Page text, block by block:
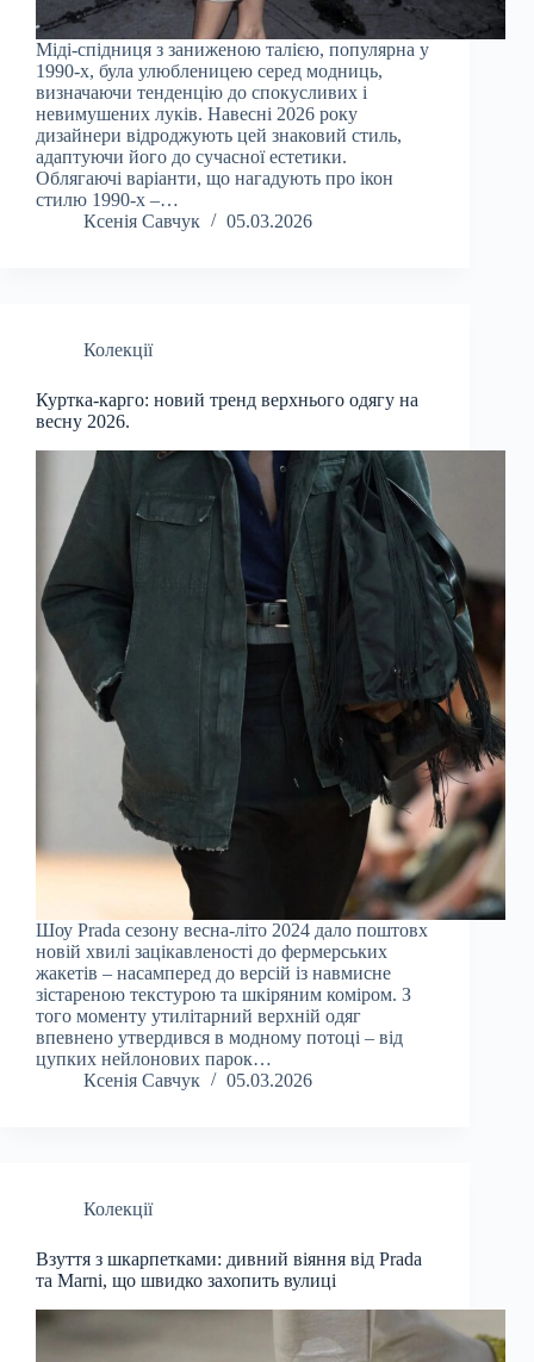
Міді-спідниця з заниженою талією, популярна у
1990-х, була улюбленицею серед модниць,
визначаючи тенденцію до спокусливих і
невимушених луків. Навесні 2026 року
дизайнери відроджують цей знаковий стиль,
адаптуючи його до сучасної естетики.
Облягаючі варіанти, що нагадують про ікон
стилю 1990-х –…
Ксенія Савчук
05.03.2026
Колекції
Куртка-карго: новий тренд верхнього одягу на
весну 2026.
Шоу Prada сезону весна-літо 2024 дало поштовх
новій хвилі зацікавленості до фермерських
жакетів – насамперед до версій із навмисне
зістареною текстурою та шкіряним коміром. З
того моменту утилітарний верхній одяг
впевнено утвердився в модному потоці – від
цупких нейлонових парок…
Ксенія Савчук
05.03.2026
Колекції
Взуття з шкарпетками: дивний віяння від Prada
та Marni, що швидко захопить вулиці